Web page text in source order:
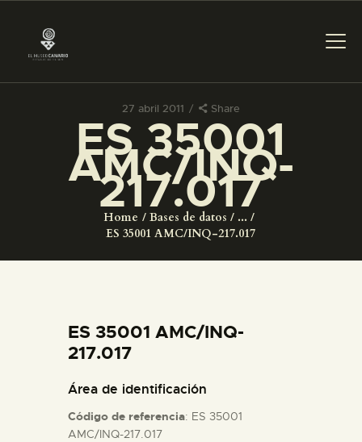
27 abril 2011 Share
ES 35001
AMC/INQ-
217.017
Home Bases de datos
...
ES 35001 AMC/INQ-217.017
PREPARAR LA VISITA
ACTIVIDADES
COLECCIONES
ESPAÑOL
ES 35001 AMC/INQ-
217.017
Área de identificación
Código de referencia: ES 35001
AMC/INQ-217.017